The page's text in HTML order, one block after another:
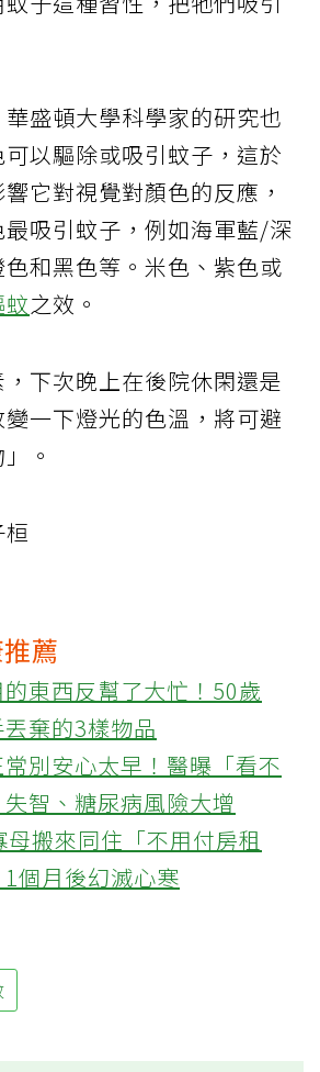
盛頓大學科學家的研究也
以驅除或吸引蚊子，這於
它對視覺對顏色的反應，
吸引蚊子，例如海軍藍/深
和黑色等。米色、紫色或
之效。
下次晚上在後院休閑還是
一下燈光的色溫，將可避
。
薦
東西反幫了大忙！50歲
棄的3樣物品
別安心太早！醫曝「看不
智、糖尿病風險大增
搬來同住「不用付房租
個月後幻滅心寒